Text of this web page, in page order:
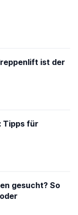
ist der
Tipps für
gesucht? So